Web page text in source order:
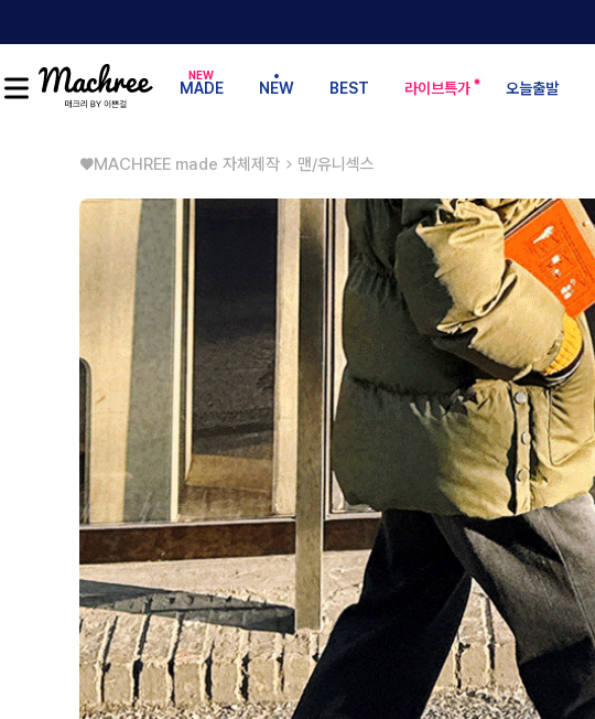
MADE NEW BEST 라이브특가 오늘출발
♥MACHREE made 자체제작 맨/유니섹스